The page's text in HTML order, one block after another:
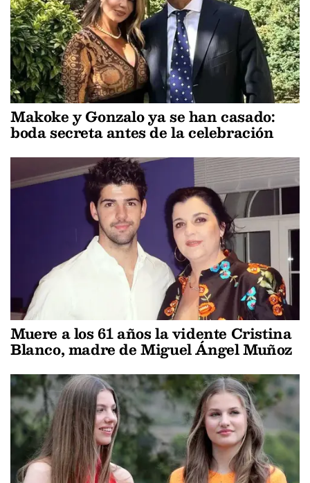
Makoke y Gonzalo ya se han casado:
boda secreta antes de la celebración
Muere a los 61 años la vidente Cristina
Blanco, madre de Miguel Ángel Muñoz